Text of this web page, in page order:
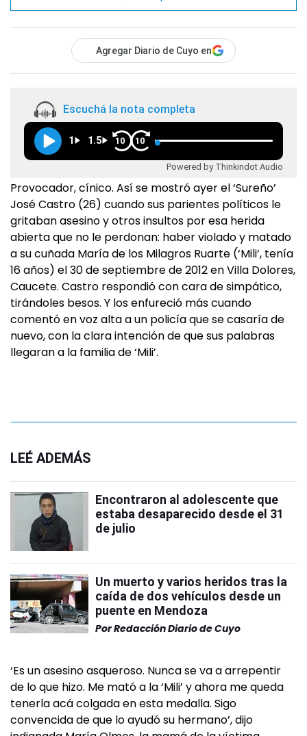
Agregar Diario de Cuyo en
Escuchá la nota completa
1 1.5 10 10
Powered by Thinkindot Audio
Provocador, cínico. Así se mostró ayer el ‘Sureño’
José Castro (26) cuando sus parientes políticos le
gritaban asesino y otros insultos por esa herida
abierta que no le perdonan: haber violado y matado
a su cuñada María de los Milagros Ruarte (‘Mili’, tenía
16 años) el 30 de septiembre de 2012 en Villa Dolores,
Caucete. Castro respondió con cara de simpático,
tirándoles besos. Y los enfureció más cuando
comentó en voz alta a un policía que se casaría de
nuevo, con la clara intención de que sus palabras
llegaran a la familia de ‘Mili’.
LEÉ ADEMÁS
Encontraron al adolescente que
estaba desaparecido desde el 31
de julio
Un muerto y varios heridos tras la
caída de dos vehículos desde un
puente en Mendoza
PorRedacción Diario de Cuyo
‘Es un asesino asqueroso. Nunca se va a arrepentir
de lo que hizo. Me mató a la ‘Mili’ y ahora me queda
tenerla acá colgada en esta medalla. Sigo
convencida de que lo ayudó su hermano’, dijo